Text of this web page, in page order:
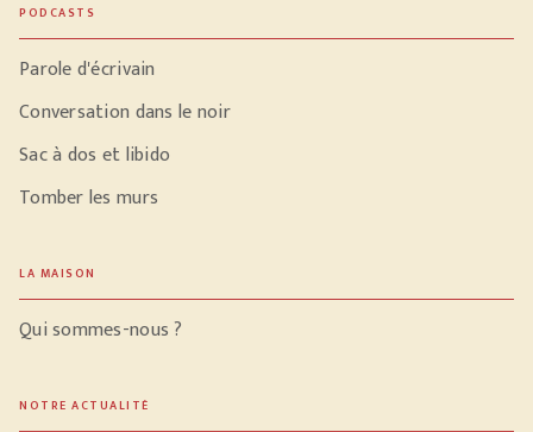
PODCASTS
Parole d'écrivain
Conversation dans le noir
Sac à dos et libido
Tomber les murs
LA MAISON
Qui sommes-nous ?
NOTRE ACTUALITÉ